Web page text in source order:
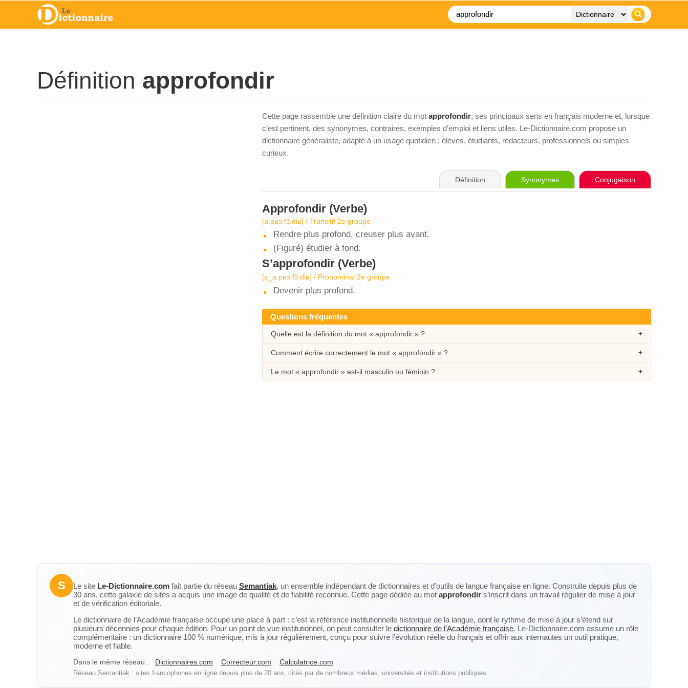
Définition approfondir
Cette page rassemble une définition claire du mot approfondir, ses principaux sens en français moderne et, lorsque
c’est pertinent, des synonymes, contraires, exemples d’emploi et liens utiles. Le-Dictionnaire.com propose un
dictionnaire généraliste, adapté à un usage quotidien : élèves, étudiants, rédacteurs, professionnels ou simples
curieux.
Définition Synonymes Conjugaison
Approfondir (Verbe)
[a.pʁɔ.fɔ̃.diʁ] / Transitif 2e groupe
Rendre plus profond, creuser plus avant.
(Figuré) étudier à fond.
S’approfondir (Verbe)
[s‿a.pʁɔ.fɔ̃.diʁ] / Pronominal 2e groupe
Devenir plus profond.
Questions fréquentes
Quelle est la définition du mot « approfondir » ?
Comment écrire correctement le mot « approfondir » ?
Le mot « approfondir » est-il masculin ou féminin ?
S Le site Le-Dictionnaire.com fait partie du réseau Semantiak, un ensemble indépendant de dictionnaires et d’outils de langue française en ligne. Construite depuis plus de
30 ans, cette galaxie de sites a acquis une image de qualité et de fiabilité reconnue. Cette page dédiée au mot approfondir s’inscrit dans un travail régulier de mise à jour
et de vérification éditoriale.
Le dictionnaire de l’Académie française occupe une place à part : c’est la référence institutionnelle historique de la langue, dont le rythme de mise à jour s’étend sur
plusieurs décennies pour chaque édition. Pour un point de vue institutionnel, on peut consulter le dictionnaire de l’Académie française. Le-Dictionnaire.com assume un rôle
complémentaire : un dictionnaire 100 % numérique, mis à jour régulièrement, conçu pour suivre l’évolution réelle du français et offrir aux internautes un outil pratique,
moderne et fiable.
Dans le même réseau : Dictionnaires.com Correcteur.com Calculatrice.com
Réseau Semantiak : sites francophones en ligne depuis plus de 20 ans, cités par de nombreux médias, universités et institutions publiques.